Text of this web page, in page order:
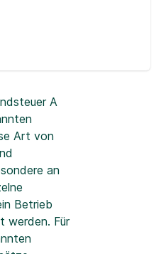
A
Art von
an
Betrieb
werden. Für